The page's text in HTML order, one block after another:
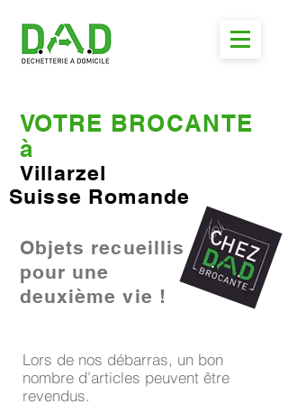
VOTRE BROCANTE
à
Villarzel
Suisse Romande
Objets recueillis
pour une
deuxième vie !
Lors de nos débarras, un bon
nombre d’articles peuvent être
revendus.